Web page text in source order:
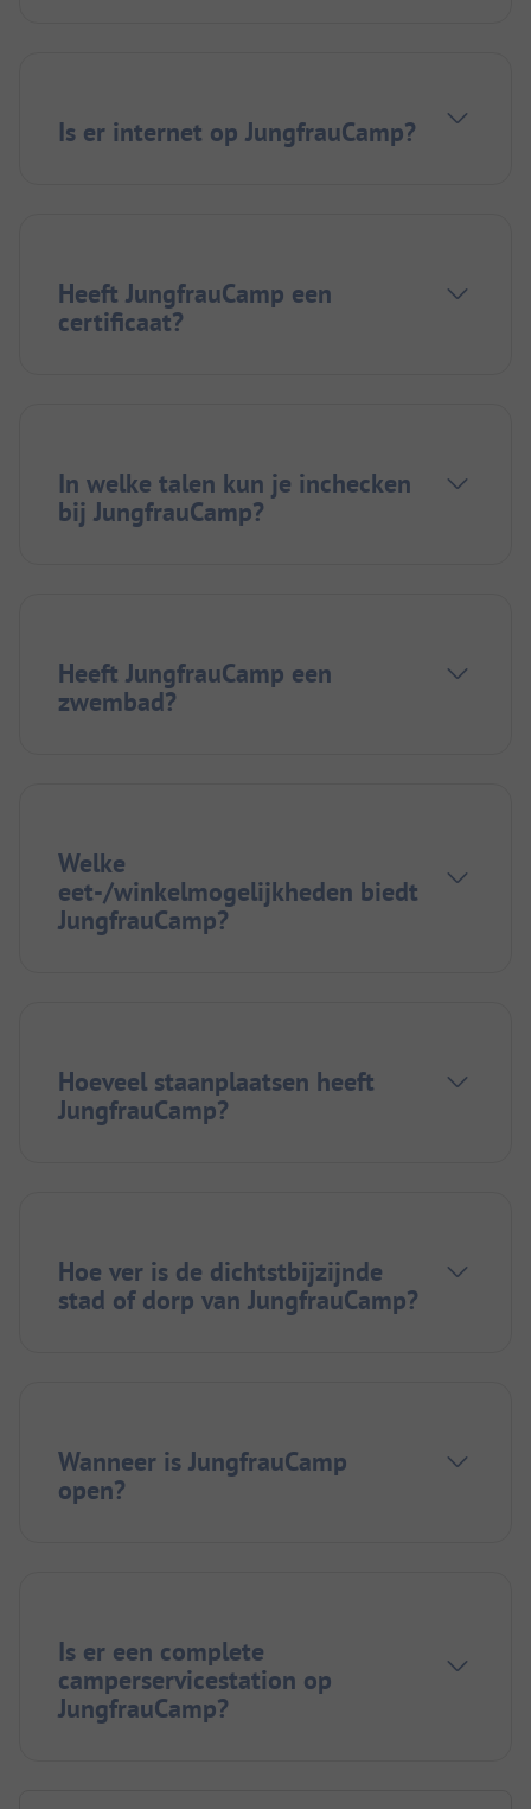
Is er internet op JungfrauCamp?
Heeft JungfrauCamp een
certificaat?
In welke talen kun je inchecken
bij JungfrauCamp?
Heeft JungfrauCamp een
zwembad?
Welke
eet-/winkelmogelijkheden biedt
JungfrauCamp?
Hoeveel staanplaatsen heeft
JungfrauCamp?
Hoe ver is de dichtstbijzijnde
stad of dorp van JungfrauCamp?
Wanneer is JungfrauCamp
open?
Is er een complete
camperservicestation op
JungfrauCamp?